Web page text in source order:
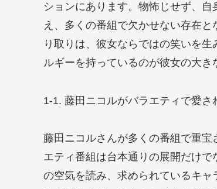
ションにあります。物怖じせず、
え、多くの番組で欠かせない存在
り取りは、彼女ならではの笑いを
ルギーを持っているのが彼女の大き
1-1. 藤田ニコルがバラエティで愛さ
藤田ニコルさんが多くの番組で重
エティ番組は台本通りの展開だけ
の空気を読み、求められているキ